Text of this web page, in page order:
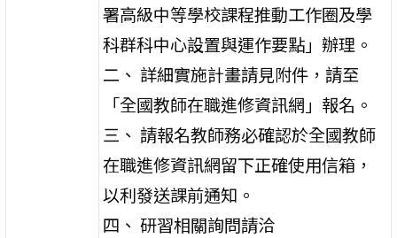
署高級中等學校課程推動工作圈及學
科群科中心設置與運作要點」辦理。
二、 詳細實施計畫請見附件，請至
「全國教師在職進修資訊網」報名。
三、 請報名教師務必確認於全國教師
在職進修資訊網留下正確使用信箱，
以利發送課前通知。
四、 研習相關詢問請洽